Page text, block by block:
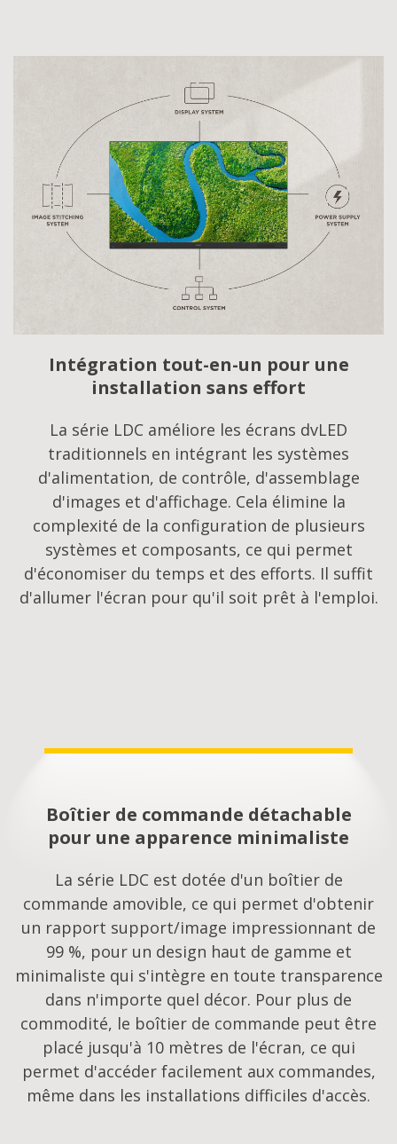
Intégration tout-en-un pour une
installation sans effort
La série LDC améliore les écrans dvLED
traditionnels en intégrant les systèmes
d'alimentation, de contrôle, d'assemblage
d'images et d'affichage. Cela élimine la
complexité de la configuration de plusieurs
systèmes et composants, ce qui permet
d'économiser du temps et des efforts. Il suffit
d'allumer l'écran pour qu'il soit prêt à l'emploi.
Boîtier de commande détachable
pour une apparence minimaliste
La série LDC est dotée d'un boîtier de
commande amovible, ce qui permet d'obtenir
un rapport support/image impressionnant de
99 %, pour un design haut de gamme et
minimaliste qui s'intègre en toute transparence
dans n'importe quel décor. Pour plus de
commodité, le boîtier de commande peut être
placé jusqu'à 10 mètres de l'écran, ce qui
permet d'accéder facilement aux commandes,
même dans les installations difficiles d'accès.